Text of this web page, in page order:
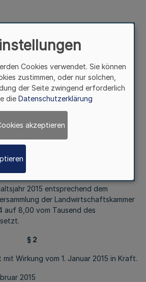
Verordnung
der Umlage der
Haushaltsjahr 2015
19. Februar 2015
1 des Umlagegesetzes vom 17. Juli
Natur- und
Landes Nordrhein-Westfalen:
Nordrhein-Westfalen wird die
2015 entsprechend dem
der Landwirtschaftskammer
auf 8,00 vom Tausend des
§ 2
Wirkung vom 1. Januar 2015 in Kraft.
2015
Cookies verwendet. Sie können
zustimmen, oder nur solchen,
der Seite zwingend erforderlich
die Datenschutzerklärung
akzeptieren